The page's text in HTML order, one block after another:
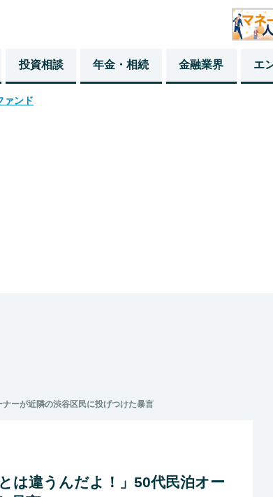
投資相談 年金・相続 金融業界 エ
ァンド
ーが近隣の渋谷区民に投げつけた暴言
は違うんだよ！」50代民泊オー